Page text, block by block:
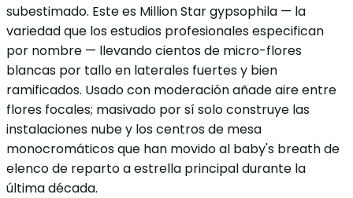
subestimado. Este es Million Star gypsophila — la
variedad que los estudios profesionales especifican
por nombre — llevando cientos de micro-flores
blancas por tallo en laterales fuertes y bien
ramificados. Usado con moderación añade aire entre
flores focales; masivado por sí solo construye las
instalaciones nube y los centros de mesa
monocromáticos que han movido al baby's breath de
elenco de reparto a estrella principal durante la
última década.